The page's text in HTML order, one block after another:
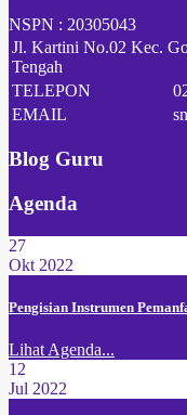
NSPN : 20305043
Jl. Kartini No.02 Kec.
Tengah
TELEPON
EMAIL
Blog Guru
Agenda
27
Okt 2022
Pengisian Instrumen
Lihat Agenda...
12
Jul 2022